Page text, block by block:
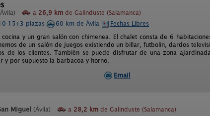
a 26,9 km de Galinduste (Salamanca)
15+3 plazas 60 km de Ávila
Fechas Libres
y un gran salón con chimenea. El chalet consta de 6
de un salón de juegos existiendo un billar, futbolin, dardos
de los clientes. También se puede disfrutar de una zona
y por supuesto la barbacoa y horno.
Email
Miguel (Ávila) a 28,2 km de Galinduste (Salamanca)